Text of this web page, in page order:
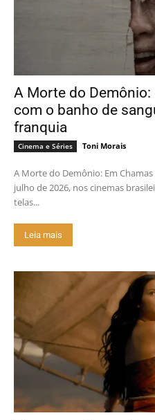
A Morte do
com o banho de
franquia
Cinema e Séries Toni Morais
A Morte do Demônio: Em
julho de 2026, nos cinemas
telas...
Leia mais